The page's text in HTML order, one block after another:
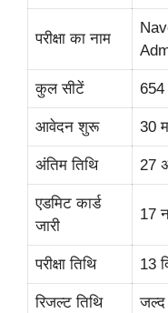
परीक्षा का नाम
कुल सीटें 654
आवेदन शुरू 30
अंतिम तिथि 27
एडमिट कार्ड
जारी
17
परीक्षा तिथि 13
रिजल्ट तिथि जल्द